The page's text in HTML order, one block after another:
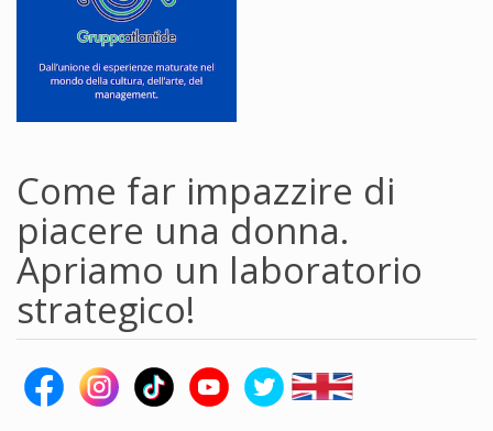
Come far impazzire di
piacere una donna.
Apriamo un laboratorio
strategico!